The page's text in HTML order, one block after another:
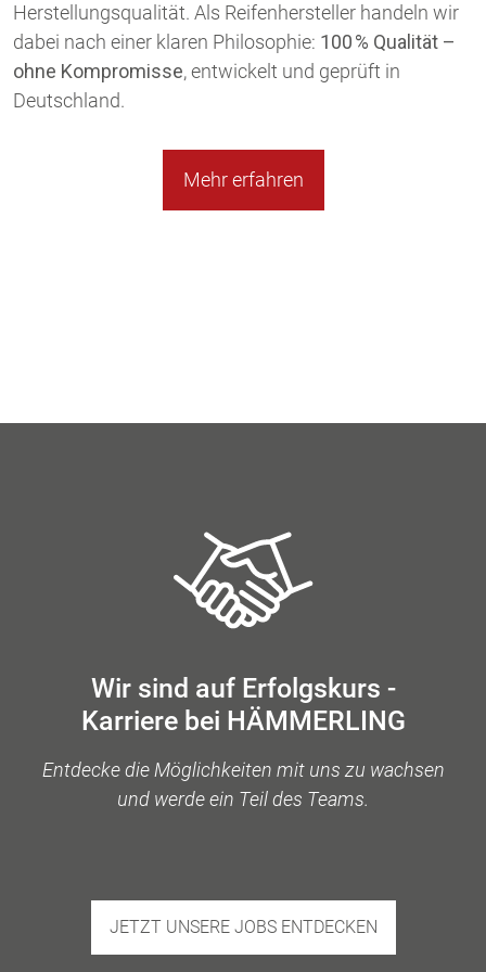
Herstellungsqualität. Als Reifenhersteller handeln wir
dabei nach einer klaren Philosophie: 100 % Qualität –
ohne Kompromisse, entwickelt und geprüft in
Deutschland.
Mehr erfahren
Wir sind auf Erfolgskurs -
Karriere bei HÄMMERLING
Entdecke die Möglichkeiten mit uns zu wachsen
und werde ein Teil des Teams.
JETZT UNSERE JOBS ENTDECKEN